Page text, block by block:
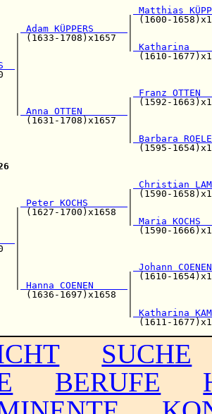
Matthias
Adam KÜPPERS
| (1633-1708)x1657
|
Franz
|                   |
Anna OTTEN
(1631-
Barbara
(1595-
Christian
|
Peter KOCHS
| (1627-
Maria
|
Johann
|                   |
Hanna COENEN
(1636-
Katharina
SUCHE
BERUFE